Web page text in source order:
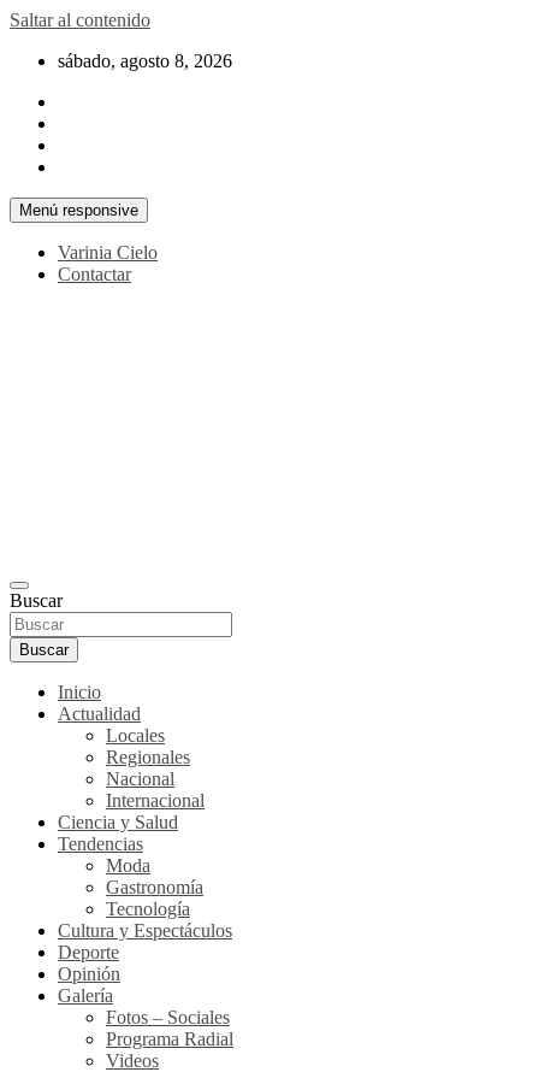
Saltar al contenido
sábado, agosto 8, 2026
Menú responsive
Varinia Cielo
Contactar
Buscar
Buscar
Inicio
Actualidad
Locales
Regionales
Nacional
Internacional
Ciencia y Salud
Tendencias
Moda
Gastronomía
Tecnología
Cultura y Espectáculos
Deporte
Opinión
Galería
Fotos – Sociales
Programa Radial
Videos